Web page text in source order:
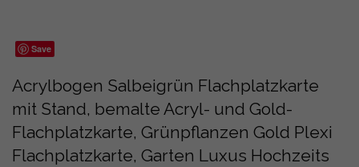
Save
Acrylbogen Salbeigrün Flachplatzkarte
mit Stand, bemalte Acryl- und Gold-
Flachplatzkarte, Grünpflanzen Gold Plexi
Flachplatzkarte, Garten Luxus Hochzeits